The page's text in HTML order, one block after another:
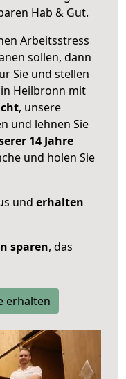
Hab & Gut.
Arbeitsstress
sollen, dann
Sie und stellen
in Heilbronn mit
, unsere
und lehnen Sie
14 Jahre
und holen Sie
und erhalten
sparen, das
erhalten